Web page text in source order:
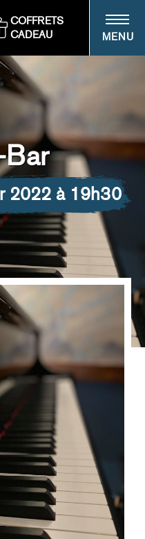
COFFRETS
CADEAU
MENU
Bar
2022 à 19h30